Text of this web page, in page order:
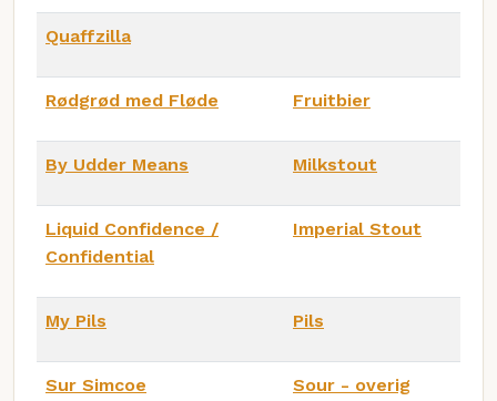
Quaffzilla
Rødgrød med Fløde Fruitbier
By Udder Means Milkstout
Liquid Confidence /
Confidential
Imperial Stout
My Pils Pils
Sur Simcoe Sour - overig